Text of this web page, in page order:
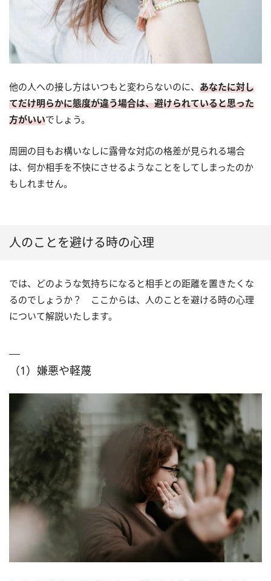
他の人への接し方はいつもと変わらないのに、 あなたに対し
てだけ明らかに態度が違う場合は、避けられていると思った
方がいいでしょう。
周囲の目もお構いなしに露骨な対応の格差が見られる場合
は、何か相手を不快にさせるようなことをしてしまったのか
もしれません。
人のことを避ける時の心理
では、どのような気持ちになると相手との距離を置きたくな
るのでしょうか？ ここからは、人のことを避ける時の心理
について解説いたします。
（1）嫌悪や軽蔑